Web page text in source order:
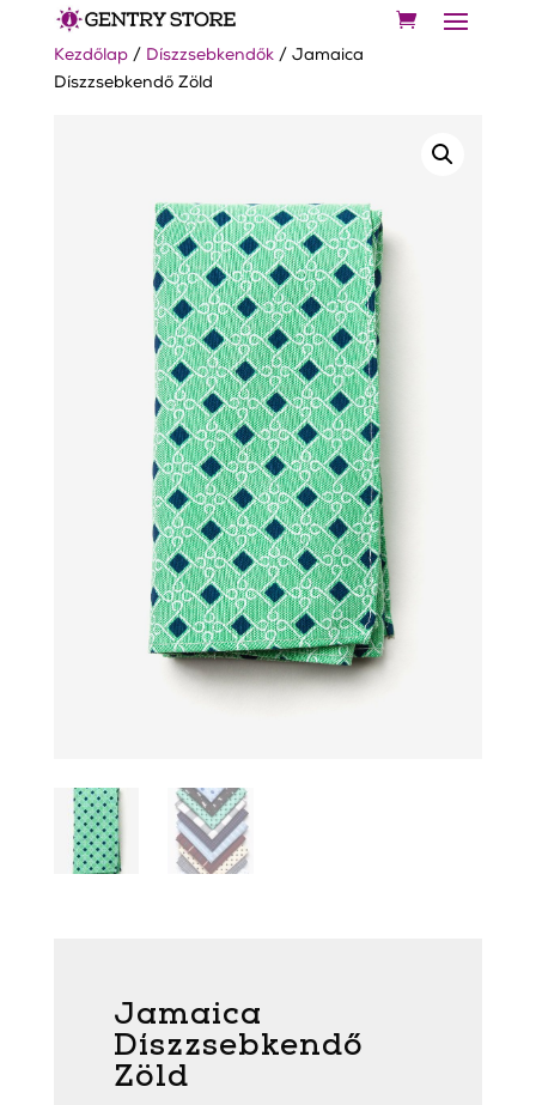
Kezdőlap/ Díszzsebkendők/ Jamaica
Díszzsebkendő Zöld
Jamaica
Díszzsebkendő
Zöld